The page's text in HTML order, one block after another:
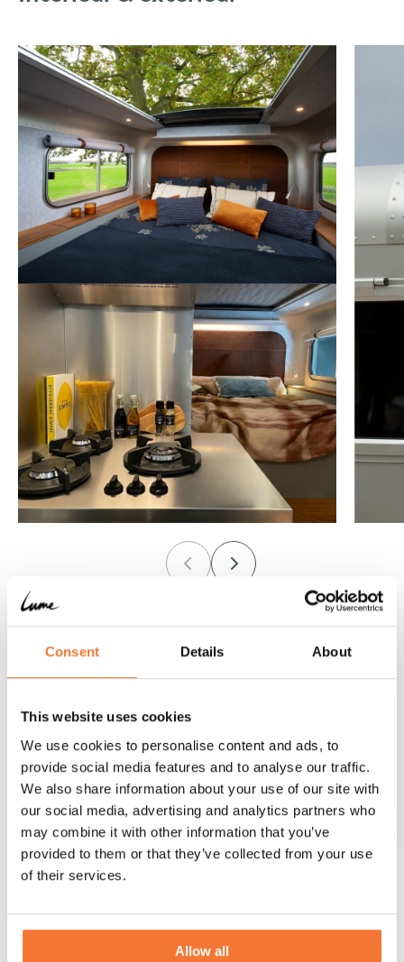
Consent Details About
This website uses cookies
We use cookies to personalise content and ads, to
provide social media features and to analyse our traffic.
We also share information about your use of our site with
our social media, advertising and analytics partners who
may combine it with other information that you’ve
provided to them or that they’ve collected from your use
of their services.
Allow all
JOUW AFSPRAAK
Experience Center
Holten
Lume specialist
Fysiek bezoek